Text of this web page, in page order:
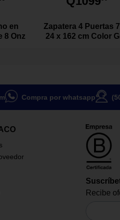
en
8 Onz
Zapatera 4 Puertas
24 x 162 cm Color
Compra por whatsapp
Recibe